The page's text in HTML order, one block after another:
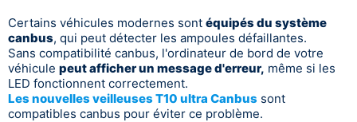
Certains véhicules modernes sont équipés du système
canbus, qui peut détecter les ampoules défaillantes.
Sans compatibilité canbus, l'ordinateur de bord de votre
véhicule peut afficher un message d'erreur, même si les
LED fonctionnent correctement.
Les nouvelles veilleuses T10 ultra Canbus sont
compatibles canbus pour éviter ce problème.